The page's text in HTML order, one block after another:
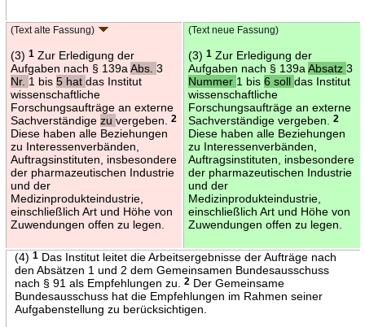
(Text alte Fassung)
(3) 1Zur Erledigung der
Aufgaben nach § 139a Abs. 3
Nr. 1 bis 5 hat das Institut
wissenschaftliche
Forschungsaufträge an externe
Sachverständige zu vergeben. 2
Diese haben alle Beziehungen
zu Interessenverbänden,
Auftragsinstituten, insbesondere
der pharmazeutischen Industrie
und der
Medizinprodukteindustrie,
einschließlich Art und Höhe von
Zuwendungen offen zu legen.
(Text neue Fassung)
(3) 1Zur Erledigung der
Aufgaben nach § 139a Absatz 3
Nummer 1 bis 6 soll das Institut
wissenschaftliche
Forschungsaufträge an externe
Sachverständige vergeben.
2
Diese haben alle Beziehungen
zu Interessenverbänden,
Auftragsinstituten, insbesondere
der pharmazeutischen Industrie
und der
Medizinprodukteindustrie,
einschließlich Art und Höhe von
Zuwendungen offen zu legen.
(4) 1Das Institut leitet die Arbeitsergebnisse der Aufträge nach
den Absätzen 1 und 2 dem Gemeinsamen Bundesausschuss
nach § 91 als Empfehlungen zu.
2Der Gemeinsame
Bundesausschuss hat die Empfehlungen im Rahmen seiner
Aufgabenstellung zu berücksichtigen.